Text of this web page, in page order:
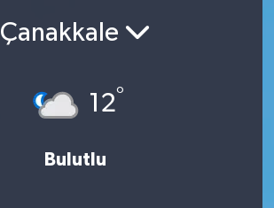
Çanakkale
12°
Bulutlu